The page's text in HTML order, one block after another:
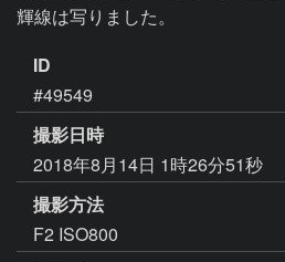
輝線は写りました。
ID
#49549
撮影日時
2018年8月14日 1時26分51秒
撮影方法
F2 ISO800